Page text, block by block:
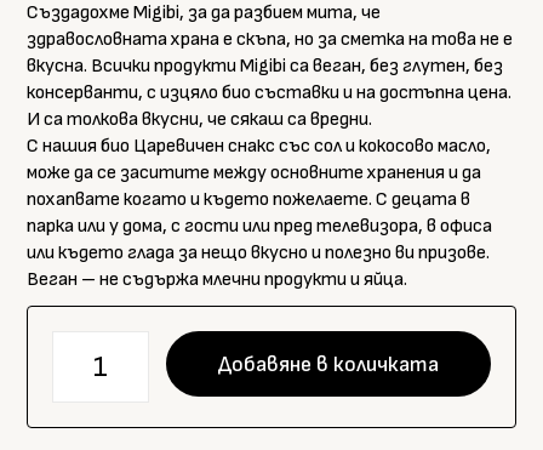
Създадохме Migibi, за да разбием мита, че
здравословната храна е скъпа, но за сметка на това не е
вкусна. Всички продукти Migibi са веган, без глутен, без
консерванти, с изцяло био съставки и на достъпна цена.
И са толкова вкусни, че сякаш са вредни.
С нашия био Царевичен снакс със сол и кокосово масло,
може да се заситите между основните хранения и да
похапвате когато и където пожелаете. С децата в
парка или у дома, с гости или пред телевизора, в офиса
или където глада за нещо вкусно и полезно ви призове.
Веган – не съдържа млечни продукти и яйца.
Царевичен
Добавяне в количката